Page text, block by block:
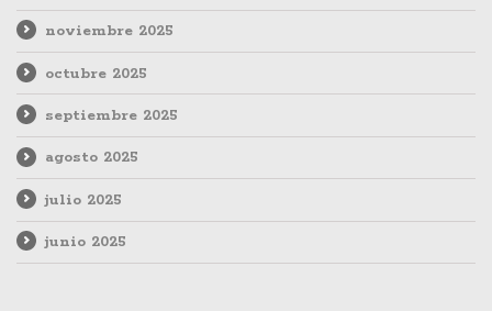
noviembre 2025
octubre 2025
septiembre 2025
agosto 2025
julio 2025
junio 2025